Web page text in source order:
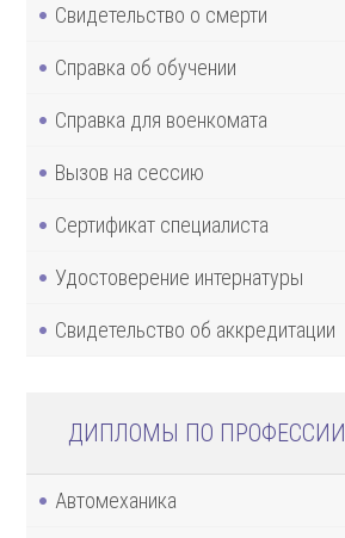
Свидетельство о смерти
Справка об обучении
Справка для военкомата
Вызов на сессию
Сертификат специалиста
Удостоверение интернатуры
Свидетельство об аккредитации
ДИПЛОМЫ ПО ПРОФЕССИИ
Автомеханика